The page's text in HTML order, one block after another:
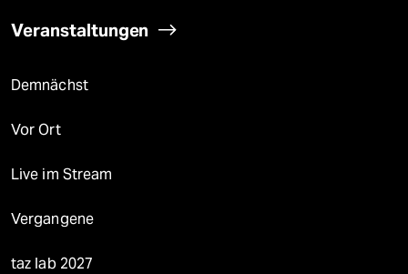
Veranstaltungen
Demnächst
Vor Ort
Live im Stream
Vergangene
taz lab 2027